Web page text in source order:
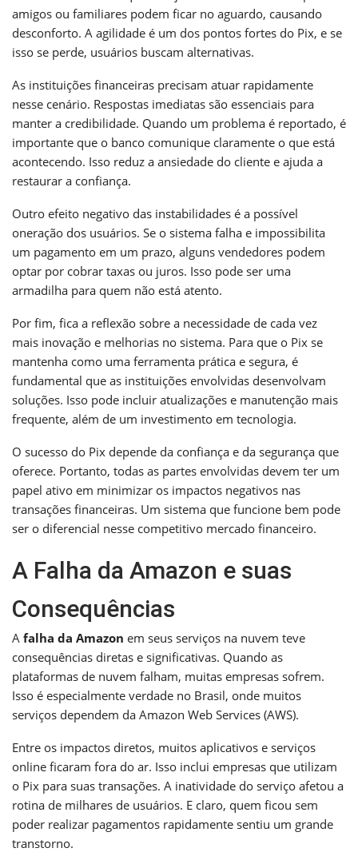
amigos ou familiares podem ficar no aguardo, causando
desconforto. A agilidade é um dos pontos fortes do Pix, e se
isso se perde, usuários buscam alternativas.
As instituições financeiras precisam atuar rapidamente
nesse cenário. Respostas imediatas são essenciais para
manter a credibilidade. Quando um problema é reportado, é
importante que o banco comunique claramente o que está
acontecendo. Isso reduz a ansiedade do cliente e ajuda a
restaurar a confiança.
Outro efeito negativo das instabilidades é a possível
oneração dos usuários. Se o sistema falha e impossibilita
um pagamento em um prazo, alguns vendedores podem
optar por cobrar taxas ou juros. Isso pode ser uma
armadilha para quem não está atento.
Por fim, fica a reflexão sobre a necessidade de cada vez
mais inovação e melhorias no sistema. Para que o Pix se
mantenha como uma ferramenta prática e segura, é
fundamental que as instituições envolvidas desenvolvam
soluções. Isso pode incluir atualizações e manutenção mais
frequente, além de um investimento em tecnologia.
O sucesso do Pix depende da confiança e da segurança que
oferece. Portanto, todas as partes envolvidas devem ter um
papel ativo em minimizar os impactos negativos nas
transações financeiras. Um sistema que funcione bem pode
ser o diferencial nesse competitivo mercado financeiro.
A Falha da Amazon e suas
Consequências
A falha da Amazon em seus serviços na nuvem teve
consequências diretas e significativas. Quando as
plataformas de nuvem falham, muitas empresas sofrem.
Isso é especialmente verdade no Brasil, onde muitos
serviços dependem da Amazon Web Services (AWS).
Entre os impactos diretos, muitos aplicativos e serviços
online ficaram fora do ar. Isso inclui empresas que utilizam
o Pix para suas transações. A inatividade do serviço afetou a
rotina de milhares de usuários. E claro, quem ficou sem
poder realizar pagamentos rapidamente sentiu um grande
transtorno.